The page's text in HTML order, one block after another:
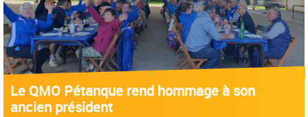
Le QMO Pétanque rend hommage à son
ancien président